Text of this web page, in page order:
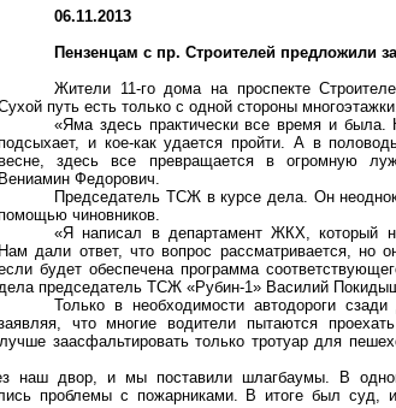
06.11.2013
Пензенцам с пр. Строителей предложили
Жители 11-го дома на проспекте
путь есть только с одной стороны многоэтажки
«Яма здесь практически все время и была.
и кое-как удается пройти. А в
здесь все превращается в огромную
Вениамин Федорович.
Председатель ТСЖ в курсе дела. Он
чиновников.
«Я написал в департамент ЖКХ, который
Нам дали ответ, что вопрос рассматривается, но
будет обеспечена программа
председатель ТСЖ «Рубин-1» Василий
Только в необходимости автодороги
что многие водители пытаются
заасфальтировать только тротуар для
наш двор, и мы поставили шлагбаумы. В
проблемы с пожарниками. В итоге был